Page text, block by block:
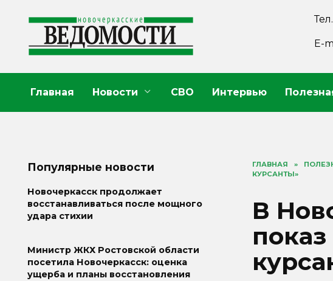
содержанию
E-
Главная Новости СВО Интервью
ГЛАВНАЯ »
КУРСАНТЫ»
В
Популярные новости
Новочеркасск продолжает
восстанавливаться после мощного
удара стихии
Министр ЖКХ Ростовской области
посетила Новочеркасск: оценка
ущерба и планы восстановления